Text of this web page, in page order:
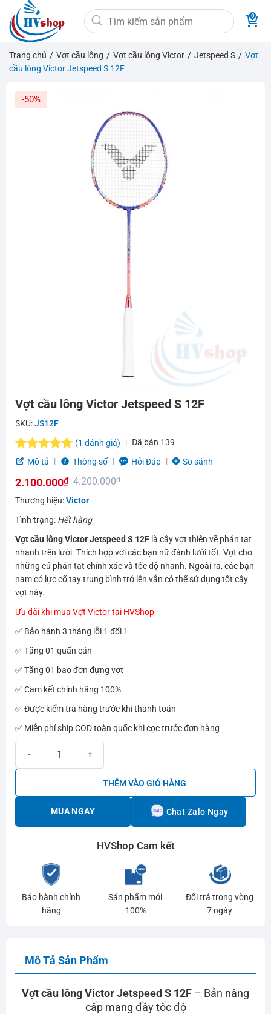
qua
nội
dung
Tìm
kiếm:
Trang chủ / Vợt cầu lông / Vợt cầu lông Victor / Jetspeed S / Vợt
cầu lông Victor Jetspeed S 12F
-50%
Vợt cầu lông Victor Jetspeed S 12F
SKU:JS12F
5.0trên 5
1
đánh giá
(1 đánh giá) Đã bán 139
Mô tả
Thông số Hỏi Đáp So sánh
4.200.000₫
Giá
4.200.000₫.
2.100.000₫
Giá
là:
2.100.000₫.
Thương hiệu:Victor
Tình trạng: Hết hàng
Vợt cầu lông Victor Jetspeed S 12Flà cây vợt thiên về phản tạt
nhanh trên lưới. Thích hợp với các bạn nữ đánh lưới tốt. Vợt cho
những cú phản tạt chính xác và tốc độ nhanh. Ngoài ra, các bạn
nam có lực cổ tay trung bình trở lên vẫn có thể sử dụng tốt cây
vợt này.
Ưu đãi khi mua Vợt Victor tại HVShop
✅ Bảo hành 3 tháng lỗi 1 đổi 1
✅ Tặng 01 quấn cán
✅ Tặng 01 bao đơn đựng vợt
✅ Cam kết chính hãng 100%
✅ Được kiểm tra hàng trước khi thanh toán
✅ Miễn phí ship COD toàn quốc khi cọc trước đơn hàng
THÊM VÀO GIỎ HÀNG
MUA NGAY Chat Zalo Ngay
HVShop Cam kết
Bảo hành chính
hãng
Sản phẩm mới
100%
Đổi trả trong vòng
7 ngày
Mô Tả Sản Phẩm
Vợt cầu lông Victor Jetspeed S 12F – Bản nâng
cấp mang đầy tốc độ